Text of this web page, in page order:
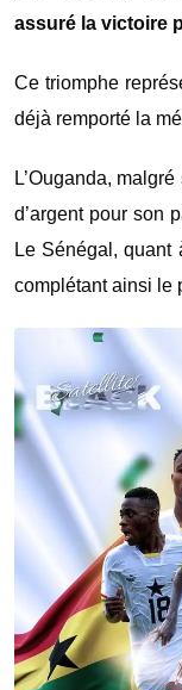
assuré la victoire
Ce triomphe
déjà remporté la
L’Ouganda,
d’argent pour son
Le Sénégal, quant
complétant ainsi le